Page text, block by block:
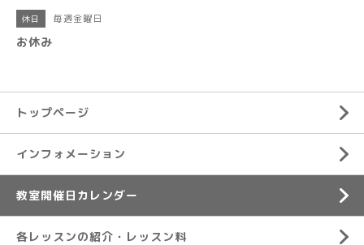
休日 毎週金曜日
お休み
トップページ
インフォメーション
教室開催日カレンダー
各レッスンの紹介・レッスン料